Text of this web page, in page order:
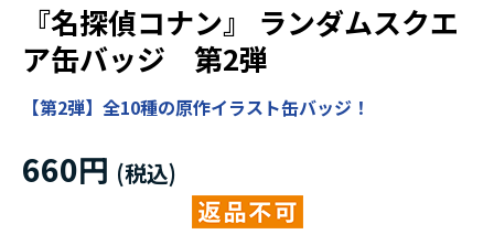
『名探偵コナン』 ランダムスクエ
ア缶バッジ 第2弾
【第2弾】全10種の原作イラスト缶バッジ！
660円